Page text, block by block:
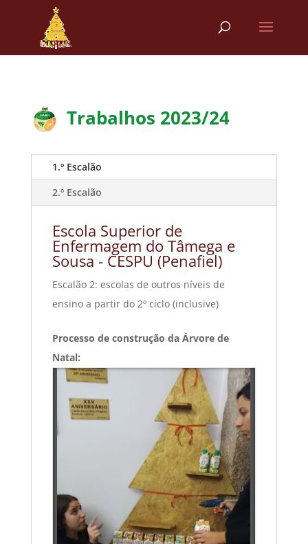
Trabalhos 2023/24
1.º Escalão
2.º Escalão
Escola Superior de
Enfermagem do Tâmega e
Sousa - CESPU (Penafiel)
Escalão 2: escolas de outros níveis de
ensino a partir do 2º ciclo (inclusive)
Processo de construção da Árvore de
Natal: